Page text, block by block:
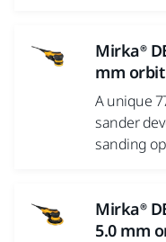
Mirka®
mm orbit
A unique
sander
sanding
Mirka®
5.0 mm